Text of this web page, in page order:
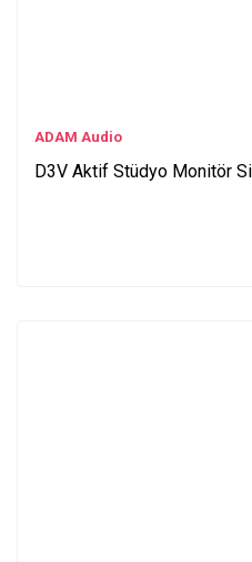
ADAM Audio
D3V Aktif Stüdyo Monitör